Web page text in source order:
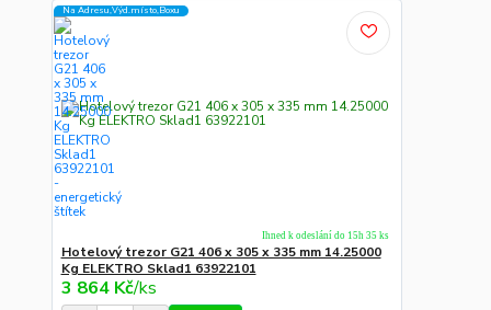
Na Adresu,Výd.místo,Boxu
Hotelový trezor G21 406 x 305 x 335 mm 14.25000
Kg ELEKTRO Sklad1 63922101
3 864 Kč/ks
Ihned k odeslání do 15h 35 ks